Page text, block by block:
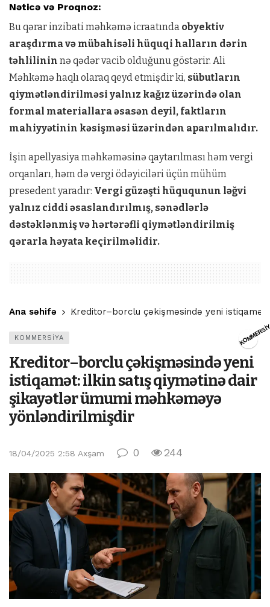
Nəticə və Proqnoz:
Bu qərar inzibati məhkəmə icraatında obyektiv
araşdırma və mübahisəli hüquqi halların dərin
təhlilinin nə qədər vacib olduğunu göstərir. Ali
Məhkəmə haqlı olaraq qeyd etmişdir ki, sübutların
qiymətləndirilməsi yalnız kağız üzərində olan
formal materiallara əsasən deyil, faktların
mahiyyətinin kəsişməsi üzərindən aparılmalıdır.
İşin apellyasiya məhkəməsinə qaytarılması həm vergi
orqanları, həm də vergi ödəyiciləri üçün mühüm
presedent yaradır: Vergi güzəşti hüququnun ləğvi
yalnız ciddi əsaslandırılmış, sənədlərlə
dəstəklənmiş və hərtərəfli qiymətləndirilmiş
qərarla həyata keçirilməlidir.
Ana səhifə Kreditor–borclu çəkişməsində yeni
KOMMERSİYA
Kreditor–borclu çəkişməsində yeni
istiqamət: ilkin satış qiymətinə dair
şikayətlər ümumi məhkəməyə
yönləndirilmişdir
18/04/2025 2:58 Axşam 0 244